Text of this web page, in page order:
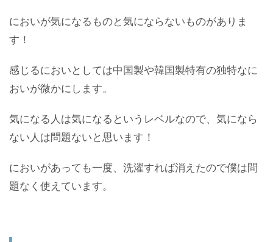
においが気になるものと気にならないものがありま
す！
感じるにおいとしては中国製や韓国製特有の独特なに
おいが微かにします。
気になる人は気になるというレベルなので、気になら
ない人は問題ないと思います！
においがあっても一度、洗濯すれば消えたので僕は問
題なく使えています。